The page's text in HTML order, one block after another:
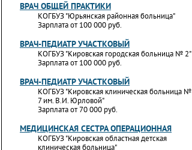
ВРАЧ ОБЩЕЙ ПРАКТИКИ
КОГБУЗ "Юрьянская районная больница"
Зарплата от 100 000 руб.
ВРАЧ-ПЕДИАТР УЧАСТКОВЫЙ
КОГБУЗ "Кировская городская больница № 2"
Зарплата от 100 000 руб.
ВРАЧ-ПЕДИАТР УЧАСТКОВЫЙ
КОГБУЗ "Кировская клиническая больница №
7 им. В.И. Юрловой"
Зарплата от 70 000 руб.
МЕДИЦИНСКАЯ СЕСТРА ОПЕРАЦИОННАЯ
КОГБУЗ "Кировская областная детская
клиническая больница"